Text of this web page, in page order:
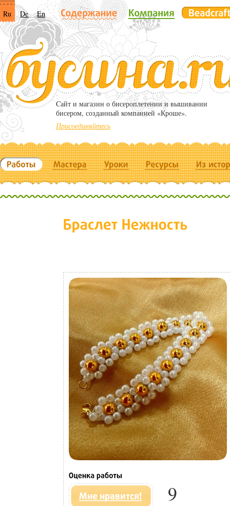
Ru De En
Cайт и магазин о бисероплетении и вышивании
бисером, созданный компанией «Кроше».
Присоединяйтесь
9